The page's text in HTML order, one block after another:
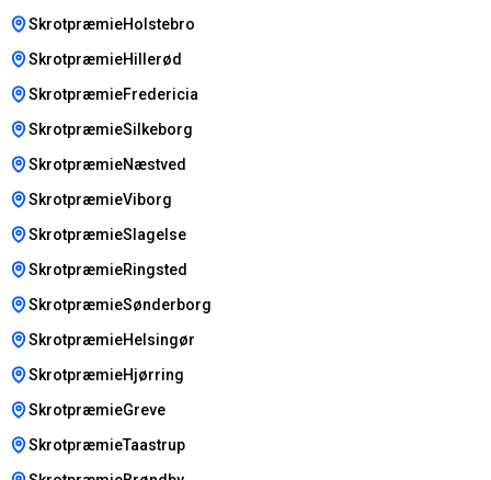
SkrotpræmieHolstebro
SkrotpræmieHillerød
SkrotpræmieFredericia
SkrotpræmieSilkeborg
SkrotpræmieNæstved
SkrotpræmieViborg
SkrotpræmieSlagelse
SkrotpræmieRingsted
SkrotpræmieSønderborg
SkrotpræmieHelsingør
SkrotpræmieHjørring
SkrotpræmieGreve
SkrotpræmieTaastrup